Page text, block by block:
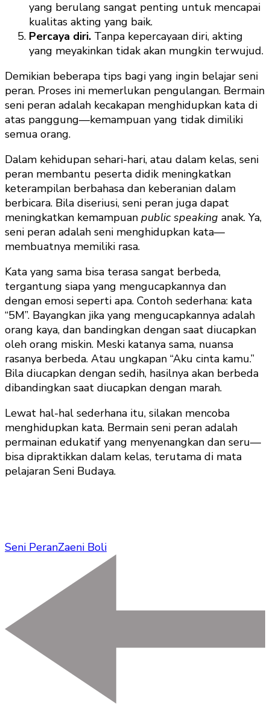
yang berulang sangat penting untuk mencapai
kualitas akting yang baik.
Percaya diri. Tanpa kepercayaan diri, akting
yang meyakinkan tidak akan mungkin terwujud.
Demikian beberapa tips bagi yang ingin belajar seni
peran. Proses ini memerlukan pengulangan. Bermain
seni peran adalah kecakapan menghidupkan kata di
atas panggung—kemampuan yang tidak dimiliki
semua orang.
Dalam kehidupan sehari-hari, atau dalam kelas, seni
peran membantu peserta didik meningkatkan
keterampilan berbahasa dan keberanian dalam
berbicara. Bila diseriusi, seni peran juga dapat
meningkatkan kemampuan public speaking anak. Ya,
seni peran adalah seni menghidupkan kata—
membuatnya memiliki rasa.
Kata yang sama bisa terasa sangat berbeda,
tergantung siapa yang mengucapkannya dan
dengan emosi seperti apa. Contoh sederhana: kata
“5M”. Bayangkan jika yang mengucapkannya adalah
orang kaya, dan bandingkan dengan saat diucapkan
oleh orang miskin. Meski katanya sama, nuansa
rasanya berbeda. Atau ungkapan “Aku cinta kamu.”
Bila diucapkan dengan sedih, hasilnya akan berbeda
dibandingkan saat diucapkan dengan marah.
Lewat hal-hal sederhana itu, silakan mencoba
menghidupkan kata. Bermain seni peran adalah
permainan edukatif yang menyenangkan dan seru—
bisa dipraktikkan dalam kelas, terutama di mata
pelajaran Seni Budaya.
Seni PeranZaeni Boli